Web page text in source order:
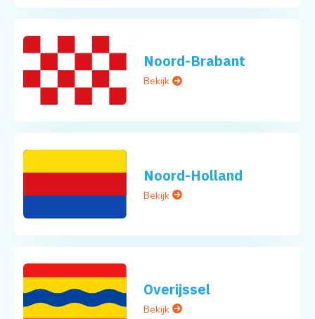
Noord-Brabant
Bekijk
Noord-Holland
Bekijk
Overijssel
Bekijk